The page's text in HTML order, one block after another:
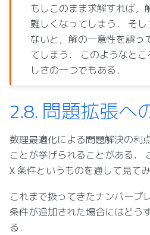
もしこのまま求解すれば，
難しくなってしまう． そ
ないと，解の一意性を誤っ
てしまう． このようなと
しさの一つでもある．
2.8. 問題拡張へ
数理最適化による問題解決の利
ことが挙げられることがある．
X 条件というものを通して見てみ
これまで扱ってきたナンバープ
条件が追加された場合にはどう
る．